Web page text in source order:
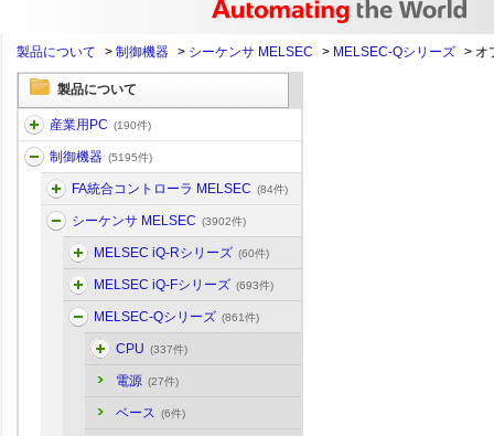
製品について > 制御機器 > シーケンサ MELSEC > MELSEC-Qシリーズ > オ
製品について
産業用PC (190件)
制御機器 (5195件)
FA統合コントローラ MELSEC (84件)
シーケンサ MELSEC (3902件)
MELSEC iQ-Rシリーズ (60件)
MELSEC iQ-Fシリーズ (693件)
MELSEC-Qシリーズ (861件)
CPU (337件)
電源 (27件)
ベース (6件)